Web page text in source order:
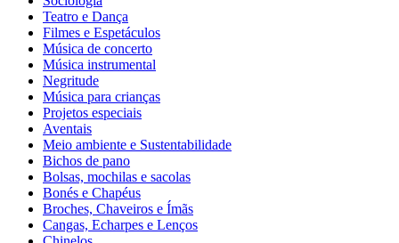
Teatro e Dança
Filmes e Espetáculos
Música de concerto
Música instrumental
Negritude
Música para crianças
Projetos especiais
Aventais
Meio ambiente e Sustentabilidade
Bichos de pano
Bolsas, mochilas e sacolas
Bonés e Chapéus
Broches, Chaveiros e Ímãs
Cangas, Echarpes e Lenços